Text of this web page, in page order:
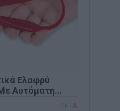
Ελαφρύ
Αυτόματη
Ελατηρίου
PETA